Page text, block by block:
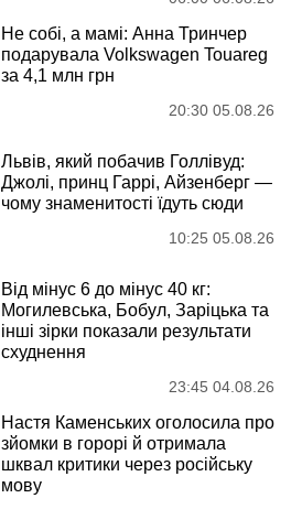
Не собі, а мамі: Анна Тринчер
подарувала Volkswagen Touareg
за 4,1 млн грн
20:30 05.08.26
Львів, який побачив Голлівуд:
Джолі, принц Гаррі, Айзенберг —
чому знаменитості їдуть сюди
10:25 05.08.26
Від мінус 6 до мінус 40 кг:
Могилевська, Бобул, Заріцька та
інші зірки показали результати
схуднення
23:45 04.08.26
Настя Каменських оголосила про
зйомки в горорі й отримала
шквал критики через російську
мову